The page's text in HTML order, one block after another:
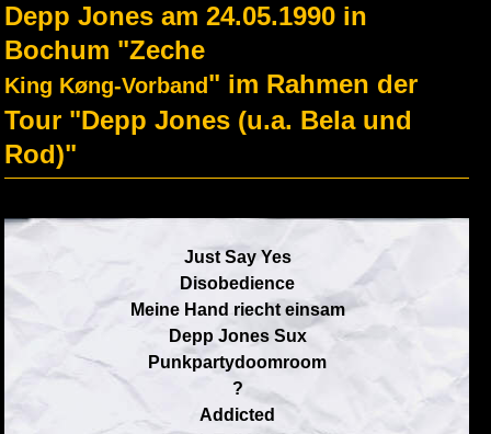
Depp Jones am 24.05.1990 in
Bochum "Zeche
King Køng-Vorband" im Rahmen der
Tour "Depp Jones (u.a. Bela und
Rod)"
Just Say Yes
Disobedience
Meine Hand riecht einsam
Depp Jones Sux
Punkpartydoomroom
?
Addicted